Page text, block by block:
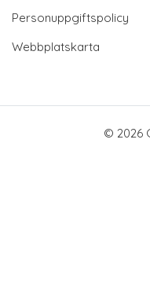
Personuppgiftspolicy
Webbplatskarta
© 2026